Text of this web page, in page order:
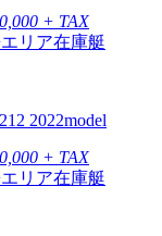
+ TAX
エリア在庫艇
2022model
+ TAX
エリア在庫艇